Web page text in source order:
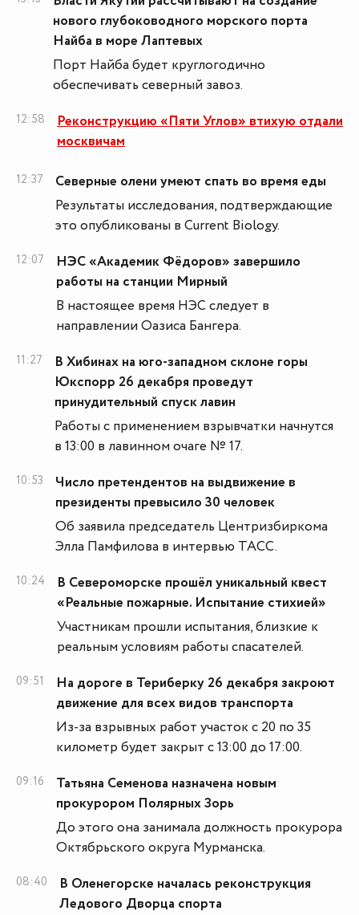
нового глубоководного морского порта
Найба в море Лаптевых
Порт Найба будет круглогодично
обеспечивать северный завоз.
12:58
Реконструкцию «Пяти Углов» втихую отдали
москвичам
12:37
Северные олени умеют спать во время еды
Результаты исследования, подтверждающие
это опубликованы в Current Biology.
12:07
НЭС «Академик Фёдоров» завершило
работы на станции Мирный
В настоящее время НЭС следует в
направлении Оазиса Бангера.
11:27
В Хибинах на юго-западном склоне горы
Юкспорр 26 декабря проведут
принудительный спуск лавин
Работы с применением взрывчатки начнутся
в 13:00 в лавинном очаге № 17.
10:53
Число претендентов на выдвижение в
президенты превысило 30 человек
Об заявила председатель Центризбиркома
Элла Памфилова в интервью ТАСС.
10:24
В Североморске прошёл уникальный квест
«Реальные пожарные. Испытание стихией»
Участникам прошли испытания, близкие к
реальным условиям работы спасателей.
09:51
На дороге в Териберку 26 декабря закроют
движение для всех видов транспорта
Из-за взрывных работ участок с 20 по 35
километр будет закрыт с 13:00 до 17:00.
09:16
Татьяна Семенова назначена новым
прокурором Полярных Зорь
До этого она занимала должность прокурора
Октябрьского округа Мурманска.
08:40
В Оленегорске началась реконструкция
Ледового Дворца спорта